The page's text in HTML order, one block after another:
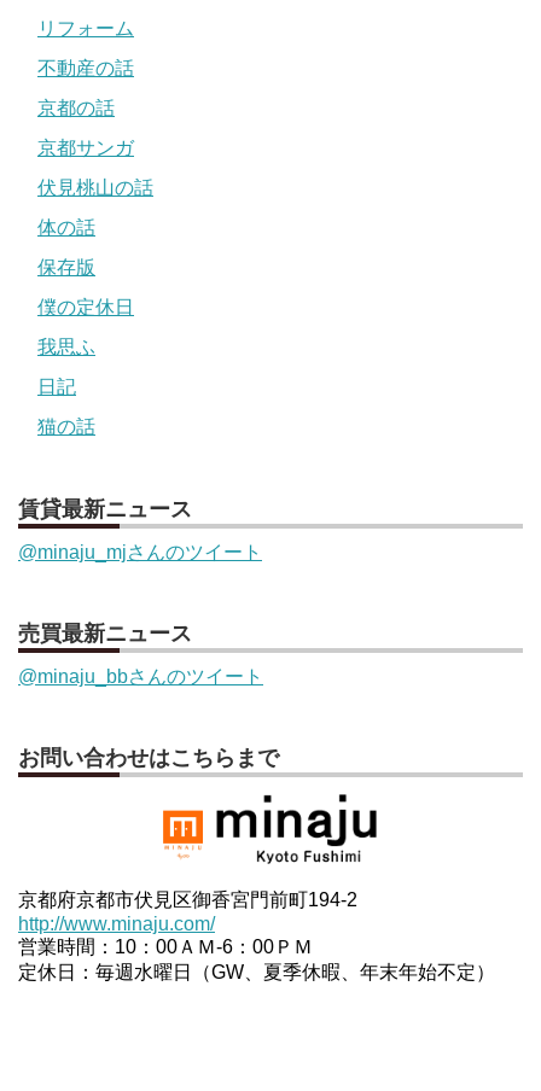
リフォーム
不動産の話
京都の話
京都サンガ
伏見桃山の話
体の話
保存版
僕の定休日
我思ふ
日記
猫の話
賃貸最新ニュース
@minaju_mjさんのツイート
売買最新ニュース
@minaju_bbさんのツイート
お問い合わせはこちらまで
京都府京都市伏見区御香宮門前町194-2
http://www.minaju.com/
営業時間：10：00ＡＭ-6：00ＰＭ
定休日：毎週水曜日（GW、夏季休暇、年末年始不定）